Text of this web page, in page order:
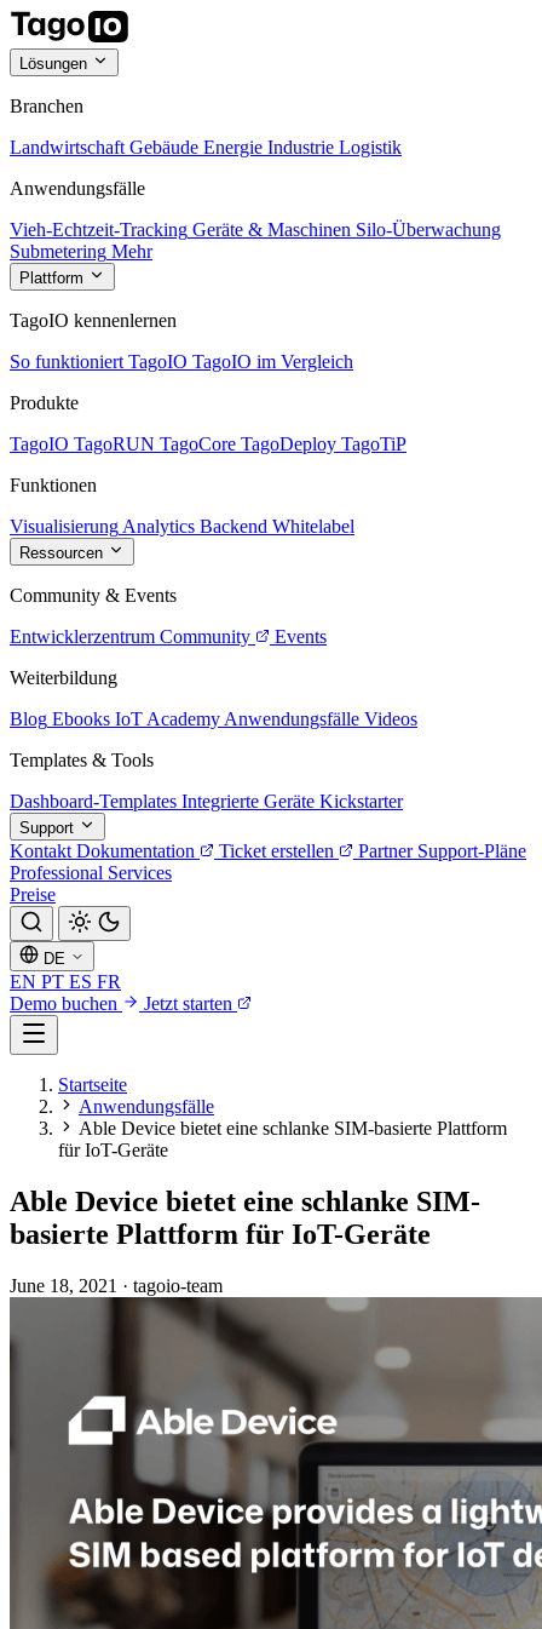
Lösungen
Branchen
Landwirtschaft Gebäude Energie Industrie Logistik
Anwendungsfälle
Vieh-Echtzeit-Tracking Geräte & Maschinen Silo-Überwachung
Submetering Mehr
Plattform
TagoIO kennenlernen
So funktioniert TagoIO TagoIO im Vergleich
Produkte
TagoIO TagoRUN TagoCore TagoDeploy TagoTiP
Funktionen
Visualisierung Analytics Backend Whitelabel
Ressourcen
Community & Events
Entwicklerzentrum Community
Events
Weiterbildung
Blog Ebooks IoT Academy Anwendungsfälle Videos
Templates & Tools
Dashboard-Templates Integrierte Geräte Kickstarter
Support
Kontakt Dokumentation Ticket erstellen Partner Support-Pläne
Professional Services
Preise
DE
EN PT ES FR
Demo buchen
Jetzt starten
Startseite
Anwendungsfälle
Able Device bietet eine schlanke SIM-basierte Plattform
für IoT-Geräte
Able Device bietet eine schlanke SIM-
basierte Plattform für IoT-Geräte
June 18, 2021 · tagoio-team